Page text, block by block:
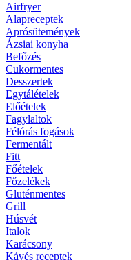
Airfryer
Alapreceptek
Aprósütemények
Ázsiai konyha
Befőzés
Cukormentes
Desszertek
Egytálételek
Előételek
Fagylaltok
Félórás fogások
Fermentált
Fitt
Főételek
Főzelékek
Gluténmentes
Grill
Húsvét
Italok
Karácsony
Kávés receptek